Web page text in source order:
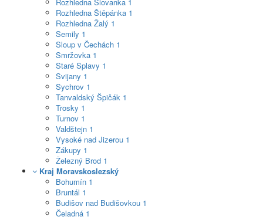
Rozhledna Štěpánka 1
Rozhledna Žalý 1
Semily 1
Sloup v Čechách 1
Smržovka 1
Staré Splavy 1
Svijany 1
Sychrov 1
Tanvaldský Špičák 1
Trosky 1
Turnov 1
Valdštejn 1
Vysoké nad Jizerou 1
Zákupy 1
Železný Brod 1
Kraj Moravskoslezský
Bohumín 1
Bruntál 1
Budišov nad Budišovkou 1
Čeladná 1